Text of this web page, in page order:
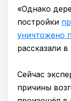
«Однако
постройки
уничтожено
рассказали
Сейчас
причины